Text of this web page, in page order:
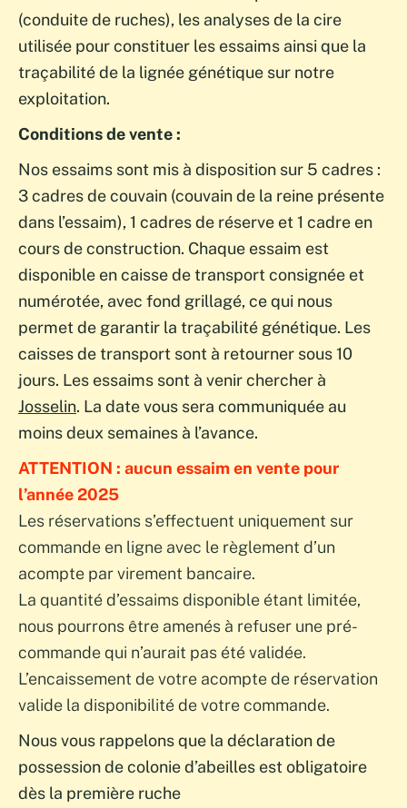
(conduite de ruches), les analyses de la cire
utilisée pour constituer les essaims ainsi que la
traçabilité de la lignée génétique sur notre
exploitation.
Conditions de vente :
Nos essaims sont mis à disposition sur 5 cadres :
3 cadres de couvain (couvain de la reine présente
dans l’essaim), 1 cadres de réserve et 1 cadre en
cours de construction. Chaque essaim est
disponible en caisse de transport consignée et
numérotée, avec fond grillagé, ce qui nous
permet de garantir la traçabilité génétique. Les
caisses de transport sont à retourner sous 10
jours. Les essaims sont à venir chercher à
Josselin. La date vous sera communiquée au
moins deux semaines à l’avance.
ATTENTION : aucun essaim en vente pour
l’année 2025
Les réservations s’effectuent uniquement sur
commande en ligne avec le règlement d’un
acompte par virement bancaire.
La quantité d’essaims disponible étant limitée,
nous pourrons être amenés à refuser une pré-
commande qui n’aurait pas été validée.
L’encaissement de votre acompte de réservation
valide la disponibilité de votre commande.
Nous vous rappelons que la déclaration de
possession de colonie d’abeilles est obligatoire
dès la première ruche